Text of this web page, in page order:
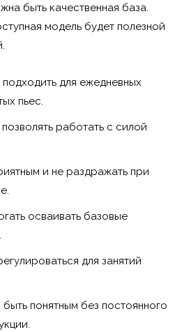
быть качественная база.
модель будет полезной
для ежедневных
пьес.
работать с силой
и не раздражать при
осваивать базовые
для занятий
понятным без постоянного